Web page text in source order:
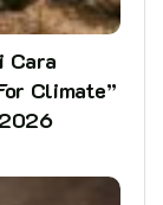
Cara
Climate”